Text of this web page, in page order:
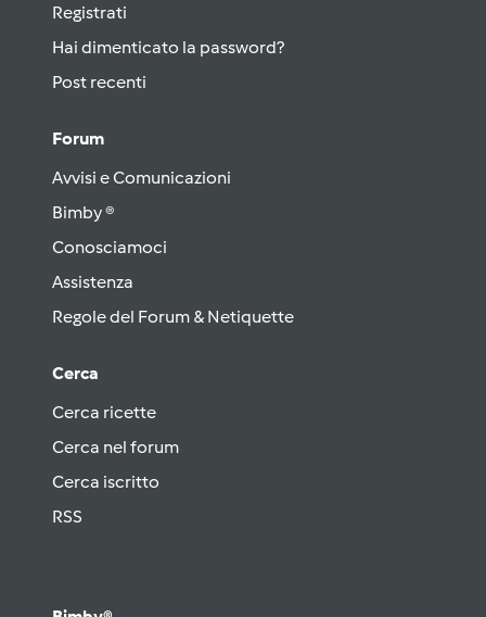
Registrati
Hai dimenticato la password?
Post recenti
Forum
Avvisi e Comunicazioni
Bimby ®
Conosciamoci
Assistenza
Regole del Forum & Netiquette
Cerca
Cerca ricette
Cerca nel forum
Cerca iscritto
RSS